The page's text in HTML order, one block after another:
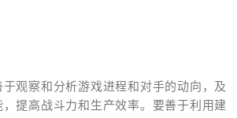
观察和分析游戏进程和对手的动向，及
提高战斗力和生产效率。要善于利用建